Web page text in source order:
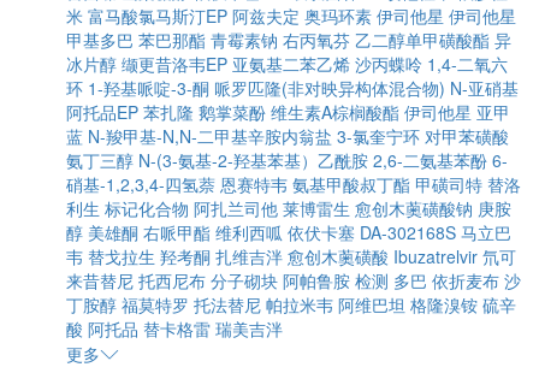
米 富马酸氯马斯汀EP 阿兹夫定 奥玛环素 伊司他星 伊司他星
甲基多巴 苯巴那酯 青霉素钠 右丙氧芬 乙二醇单甲磺酸酯 异
冰片醇 缬更昔洛韦EP 亚氨基二苯乙烯 沙丙蝶呤 1,4-二氧六
环 1-羟基哌啶-3-酮 哌罗匹隆(非对映异构体混合物) N-亚硝基
阿托品EP 苯扎隆 鹅掌菜酚 维生素A棕榈酸酯 伊司他星 亚甲
蓝 N-羧甲基-N,N-二甲基辛胺内翁盐 3-氯奎宁环 对甲苯磺酸
氨丁三醇 N-(3-氨基-2-羟基苯基）乙酰胺 2,6-二氨基苯酚 6-
硝基-1,2,3,4-四氢萘 恩赛特韦 氨基甲酸叔丁酯 甲磺司特 替洛
利生 标记化合物 阿扎兰司他 莱博雷生 愈创木薁磺酸钠 庚胺
醇 美雄酮 右哌甲酯 维利西呱 依伏卡塞 DA-302168S 马立巴
韦 替戈拉生 羟考酮 扎维吉泮 愈创木薁磺酸 Ibuzatrelvir 氘可
来昔替尼 托西尼布 分子砌块 阿帕鲁胺 检测 多巴 依折麦布 沙
丁胺醇 福莫特罗 托法替尼 帕拉米韦 阿维巴坦 格隆溴铵 硫辛
酸 阿托品 替卡格雷 瑞美吉泮
更多